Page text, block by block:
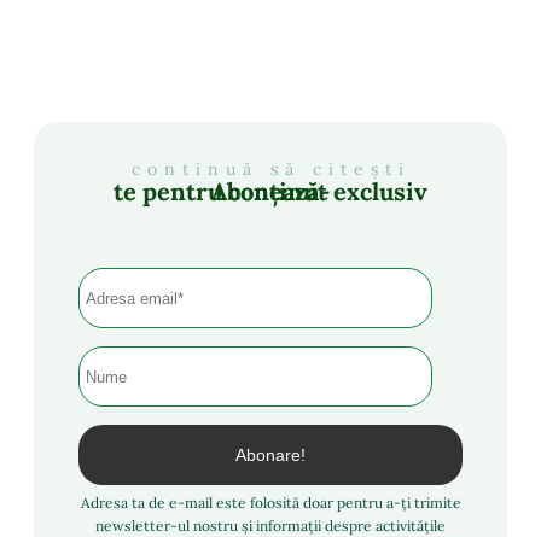
continuă să citești
Abonează-te pentru conținut exclusiv
Adresa ta de e-mail este folosită doar pentru a-ți trimite
newsletter-ul nostru și informații despre activitățile